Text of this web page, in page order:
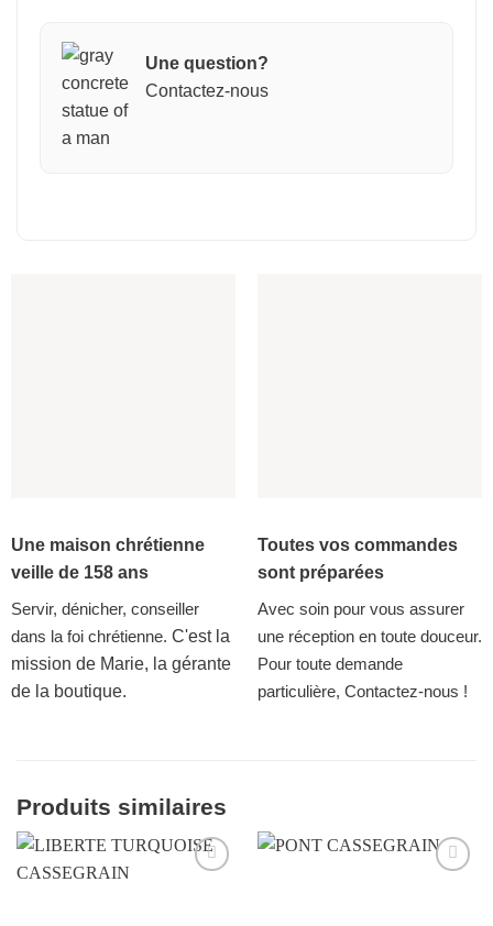
Une question?
Contactez-nous
Une maison chrétienne
veille de 158 ans
Servir, dénicher, conseiller
dans la foi chrétienne. C'est la
mission de Marie, la gérante
de la boutique.
Toutes vos commandes
sont préparées
Avec soin pour vous assurer
une réception en toute douceur.
Pour toute demande
particulière, Contactez-nous !
Produits similaires